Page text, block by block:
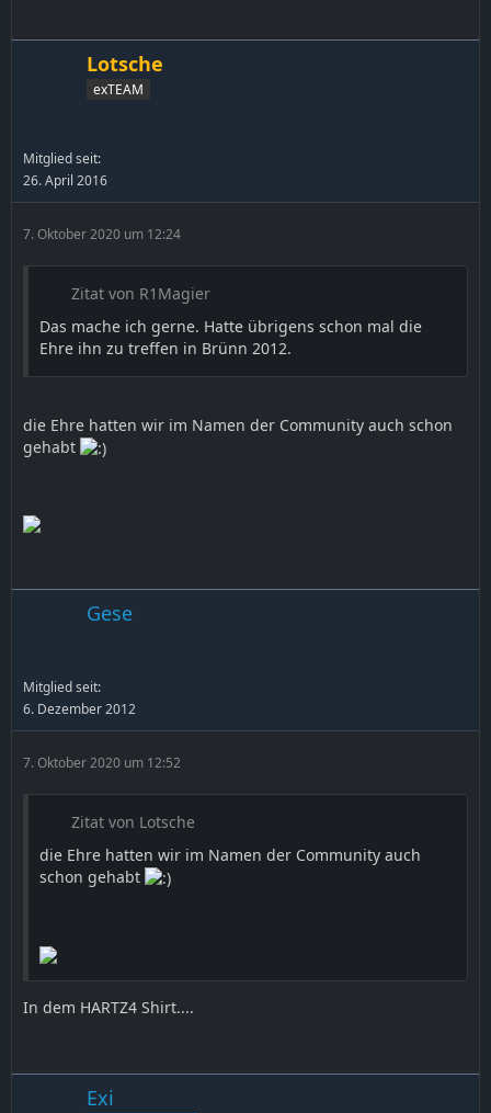
Lotsche
exTEAM
Mitglied seit:
26. April 2016
7. Oktober 2020 um 12:24
Zitat von R1Magier
Das mache ich gerne. Hatte übrigens schon mal die
Ehre ihn zu treffen in Brünn 2012.
die Ehre hatten wir im Namen der Community auch schon
gehabt
Gese
Mitglied seit:
6. Dezember 2012
7. Oktober 2020 um 12:52
Zitat von Lotsche
die Ehre hatten wir im Namen der Community auch
schon gehabt
In dem HARTZ4 Shirt....
Exi